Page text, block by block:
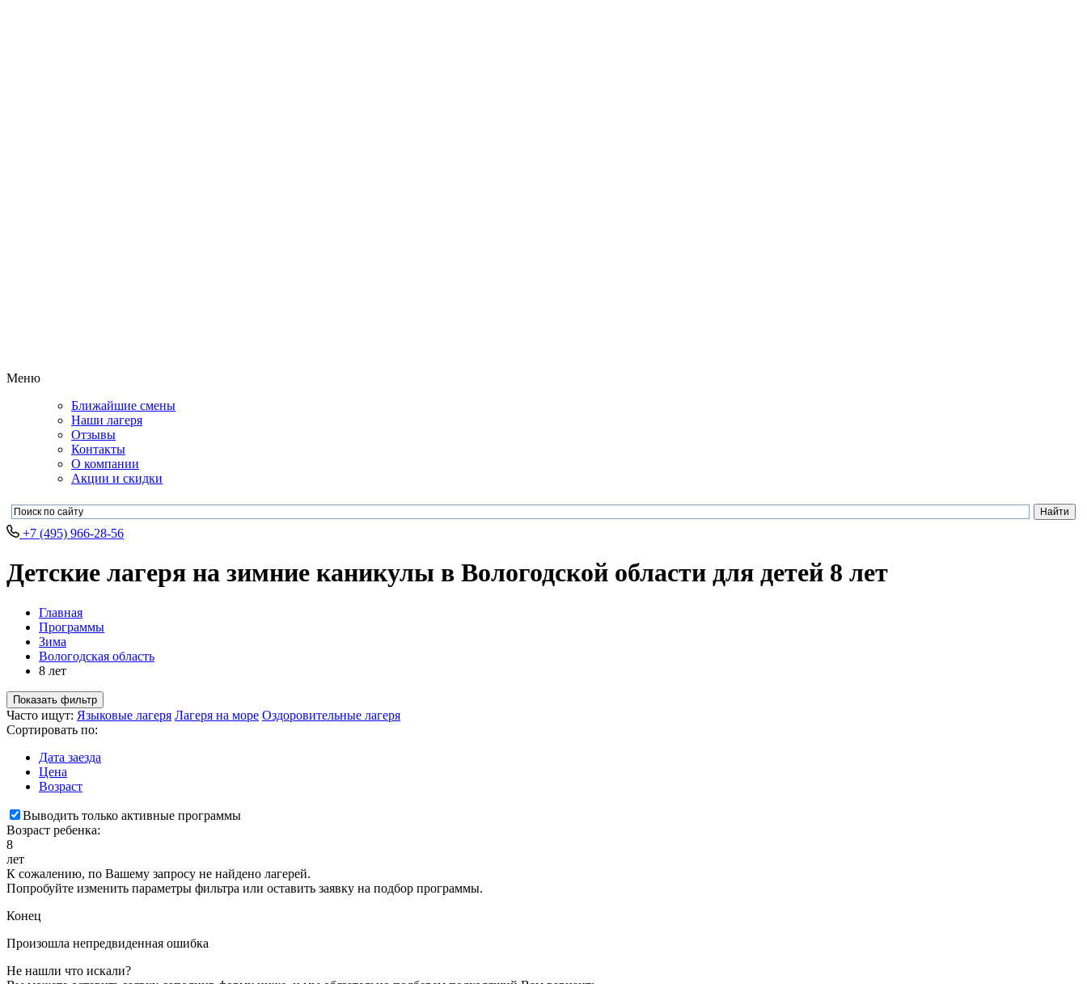
Меню
Ближайшие смены
Наши лагеря
Отзывы
Контакты
О компании
Акции и скидки
+7 (495) 966-28-56
Детские лагеря на зимние каникулы в Вологодской области для детей 8 лет
Главная
Программы
Зима
Вологодская область
8 лет
Показать фильтр
Часто ищут: Языковые лагеря Лагеря на море Оздоровительные лагеря
Сортировать по:
Дата заезда
Цена
Возраст
Выводить только активные программы
Возраст ребенка:
8
лет
К сожалению, по Вашему запросу не найдено лагерей.
Попробуйте изменить параметры фильтра или оставить заявку на подбор программы.
Конец
Произошла непредвиденная ошибка
Не нашли что искали?